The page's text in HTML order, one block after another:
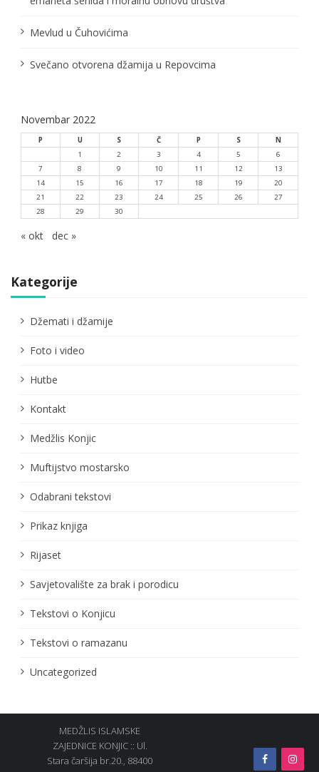
k
a
Mevlud u Čuhovićima
Svečano otvorena džamija u Repovcima
Novembar 2022
P U S Č P S
N
1
2 3 4 5
6
7
8 9 10 11 12
13
14
15 16 17 18 19
20
21
22 23 24 25 26
27
28
29 30
« okt dec »
Kategorije
Džemati i džamije
Foto i video
Hutbe
Kontakt
Medžlis Konjic
Muftijstvo mostarsko
Odabrani tekstovi
Prikaz knjiga
Rijaset
Savjetovalište za brak i porodicu
Tekstovi o Konjicu
Tekstovi o ramazanu
Uncategorized
MEDŽLIS ISLAMSKE
ZAJEDNICE KONJIC :: Ul.
Stara čaršija br.20., 88400